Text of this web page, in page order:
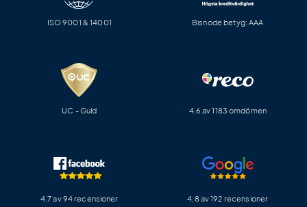
ISO 9001 & 14001 Bisnode betyg: AAA
UC - Guld 4,6 av 1183 omdömen
4,7 av 94 recensioner 4,8 av 192 recensioner